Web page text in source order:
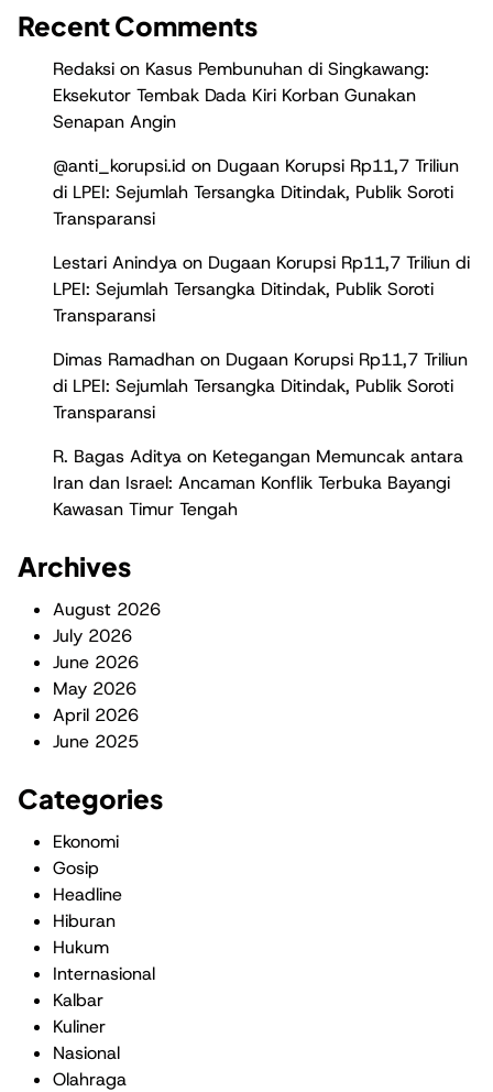
Recent Comments
Redaksi on Kasus Pembunuhan di Singkawang:
Eksekutor Tembak Dada Kiri Korban Gunakan
Senapan Angin
@anti_korupsi.id on Dugaan Korupsi Rp11,7 Triliun
di LPEI: Sejumlah Tersangka Ditindak, Publik Soroti
Transparansi
Lestari Anindya on Dugaan Korupsi Rp11,7 Triliun di
LPEI: Sejumlah Tersangka Ditindak, Publik Soroti
Transparansi
Dimas Ramadhan on Dugaan Korupsi Rp11,7 Triliun
di LPEI: Sejumlah Tersangka Ditindak, Publik Soroti
Transparansi
R. Bagas Aditya on Ketegangan Memuncak antara
Iran dan Israel: Ancaman Konflik Terbuka Bayangi
Kawasan Timur Tengah
Archives
August 2026
July 2026
June 2026
May 2026
April 2026
June 2025
Categories
Ekonomi
Gosip
Headline
Hiburan
Hukum
Internasional
Kalbar
Kuliner
Nasional
Olahraga